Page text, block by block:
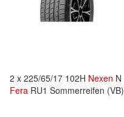
2 x 225/65/17 102H Nexen N
Fera RU1 Sommerreifen (VB)